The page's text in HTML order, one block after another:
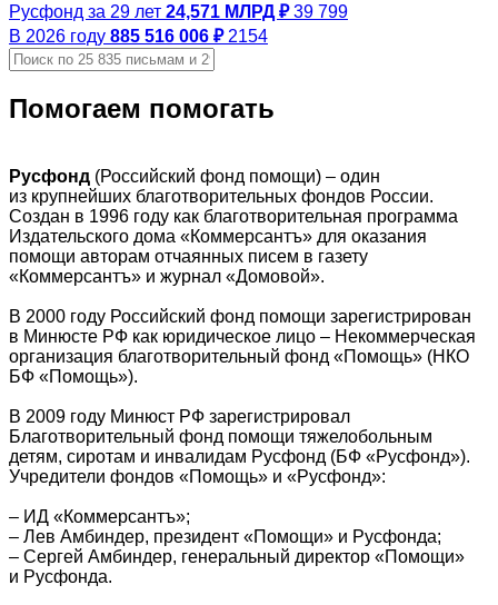
Русфонд за 29 лет 24,571 МЛРД ₽ 39 799
В 2026 году 885 516 006 ₽ 2154
Помогаем помогать
Русфонд (Российский фонд помощи) – один
из крупнейших благотворительных фондов России.
Создан в 1996 году как благотворительная программа
Издательского дома «Коммерсантъ» для оказания
помощи авторам отчаянных писем в газету
«Коммерсантъ» и журнал «Домовой».
В 2000 году Российский фонд помощи зарегистрирован
в Минюсте РФ как юридическое лицо – Некоммерческая
организация благотворительный фонд «Помощь» (НКО
БФ «Помощь»).
В 2009 году Минюст РФ зарегистрировал
Благотворительный фонд помощи тяжелобольным
детям, сиротам и инвалидам Русфонд (БФ «Русфонд»).
Учредители фондов «Помощь» и «Русфонд»:
– ИД «Коммерсантъ»;
– Лев Амбиндер, президент «Помощи» и Русфонда;
– Сергей Амбиндер, генеральный директор «Помощи»
и Русфонда.